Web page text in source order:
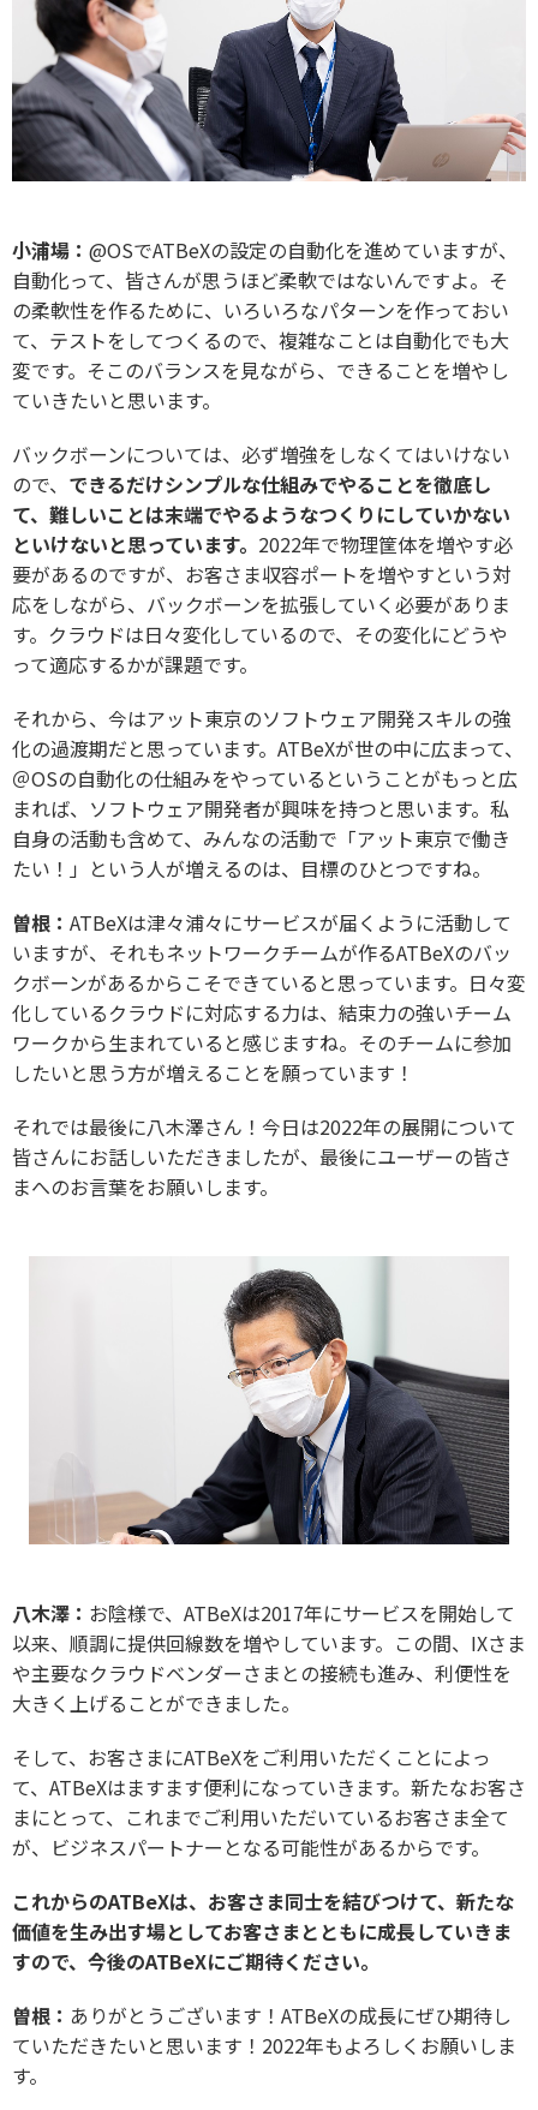
小浦場： @OSでATBeXの設定の自動化を進めていますが、
自動化って、皆さんが思うほど柔軟ではないんですよ。そ
の柔軟性を作るために、いろいろなパターンを作っておい
て、テストをしてつくるので、複雑なことは自動化でも大
変です。そこのバランスを見ながら、できることを増やし
ていきたいと思います。
バックボーンについては、必ず増強をしなくてはいけない
ので、 できるだけシンプルな仕組みでやることを徹底し
て、難しいことは末端でやるようなつくりにしていかない
といけないと思っています。 2022年で物理筐体を増やす必
要があるのですが、お客さま収容ポートを増やすという対
応をしながら、バックボーンを拡張していく必要がありま
す。クラウドは日々変化しているので、その変化にどうや
って適応するかが課題です。
それから、今はアット東京のソフトウェア開発スキルの強
化の過渡期だと思っています。ATBeXが世の中に広まって、
＠OSの自動化の仕組みをやっているということがもっと広
まれば、ソフトウェア開発者が興味を持つと思います。私
自身の活動も含めて、みんなの活動で「アット東京で働き
たい！」という人が増えるのは、目標のひとつですね。
曽根： ATBeXは津々浦々にサービスが届くように活動して
いますが、それもネットワークチームが作るATBeXのバッ
クボーンがあるからこそできていると思っています。日々変
化しているクラウドに対応する力は、結束力の強いチーム
ワークから生まれていると感じますね。そのチームに参加
したいと思う方が増えることを願っています！
それでは最後に八木澤さん！今日は2022年の展開について
皆さんにお話しいただきましたが、最後にユーザーの皆さ
まへのお言葉をお願いします。
八木澤： お陰様で、ATBeXは2017年にサービスを開始して
以来、順調に提供回線数を増やしています。この間、IXさま
や主要なクラウドベンダーさまとの接続も進み、利便性を
大きく上げることができました。
そして、お客さまにATBeXをご利用いただくことによっ
て、ATBeXはますます便利になっていきます。新たなお客さ
まにとって、これまでご利用いただいているお客さま全て
が、ビジネスパートナーとなる可能性があるからです。
これからのATBeXは、お客さま同士を結びつけて、新たな
価値を生み出す場としてお客さまとともに成長していきま
すので、今後のATBeXにご期待ください。
曽根： ありがとうございます！ATBeXの成長にぜひ期待し
ていただきたいと思います！2022年もよろしくお願いしま
す。